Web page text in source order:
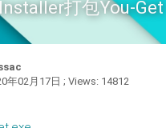
打包You-Get
年02月17日 ; Views: 14812